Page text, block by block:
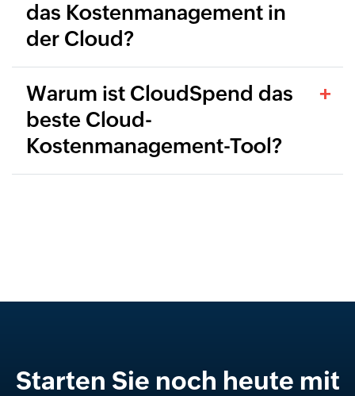
das Kostenmanagement in
der Cloud?
Warum ist CloudSpend das
beste Cloud-
Kostenmanagement-Tool?
Starten Sie noch heute mit